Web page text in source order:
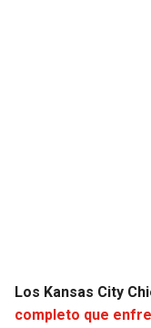
PACKERS
TIMBERWOLVES
Los Kansas City
completo que